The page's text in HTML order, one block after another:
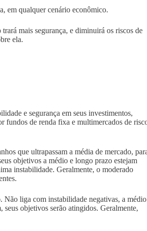
em qualquer cenário econômico.
mais segurança, e diminuirá os riscos de
ela.
e segurança em seus investimentos,
fundos de renda fixa e multimercados de
que ultrapassam a média de mercado,
objetivos a médio e longo prazo estejam
instabilidade. Geralmente, o moderado
Não liga com instabilidade negativas, a médio
objetivos serão atingidos. Geralmente,